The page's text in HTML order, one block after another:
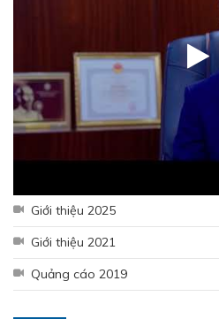
Giới thiệu 2025
Giới thiệu 2021
Quảng cáo 2019